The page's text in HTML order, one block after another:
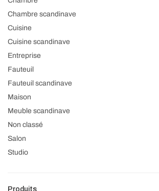
Chambre scandinave
Cuisine
Cuisine scandinave
Entreprise
Fauteuil
Fauteuil scandinave
Maison
Meuble scandinave
Non classé
Salon
Studio
Produits